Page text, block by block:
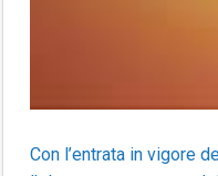
Con l’entrata in vigore